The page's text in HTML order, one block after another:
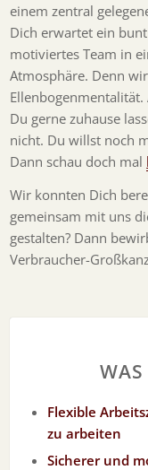
einem zentral
Dich erwartet ein
motiviertes Team in
Atmosphäre. Denn
Ellenbogenmentalität.
Du gerne zuhause
nicht. Du willst noch
Dann schau doch mal
Wir konnten Dich
gemeinsam mit uns
gestalten? Dann
Verbraucher-
Flexible
zu arbeiten
Sicherer und